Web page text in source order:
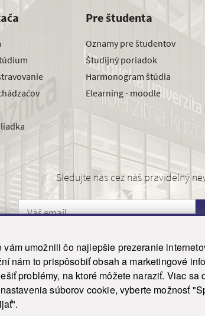
umožnili čo najlepšie prezeranie
nám to prispôsobiť obsah a marketingové
problémy, na ktoré môžete naraziť. Viac sa
súborov cookie, vyberte možnosť
Pre študenta
Oznamy pre študentov
Študijný poriadok
Harmonogram štúdia
Elearning - moodle
Sledujte nás cez náš pravidelný
2026 ku.sk. Všetky práva vyhradené. | Ochrana osobných údajov |
This site is protected by reCAPTCHA and the Google Privacy Policy
Tvorba stránky WebCreators.sk | Webhosting